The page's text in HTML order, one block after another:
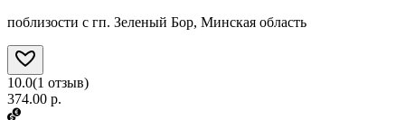
поблизости с гп. Зеленый Бор, Минская область
10.0(1 отзыв)
374.00 р.